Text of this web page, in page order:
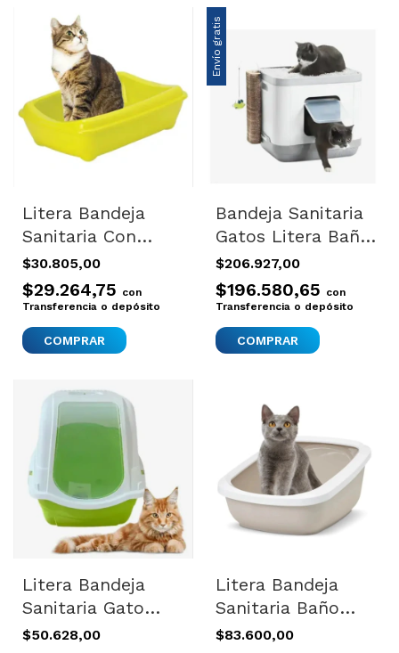
Litera Bandeja
Sanitaria Con
Marco Gatos
Piedritas Large
New
$30.805,00
$29.264,75 con
Transferencia o depósito
COMPRAR
Envío gratis
Bandeja Sanitaria
Gatos Litera Baño
Cucha Rascador 3
En 1 Blanco
$206.927,00
$196.580,65 con
Transferencia o depósito
Litera Bandeja
Sanitaria Gato
Piedras Filtro Olor
$50.628,00
Litera Bandeja
Sanitaria Baño
Gatos Aseo
$83.600,00